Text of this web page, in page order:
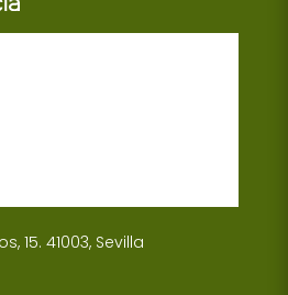
15. 41003, Sevilla